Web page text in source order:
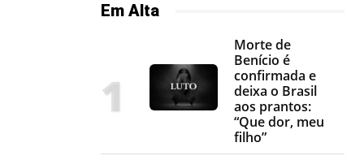
Em Alta
Morte de
Benício é
confirmada e
deixa o Brasil
aos prantos:
“Que dor, meu
filho”